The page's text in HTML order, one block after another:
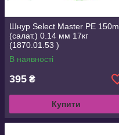
Шнур Select Master PE 150m
(салат.) 0.14 мм 17кг
(1870.01.53 )
В наявності
395 ₴
Купити